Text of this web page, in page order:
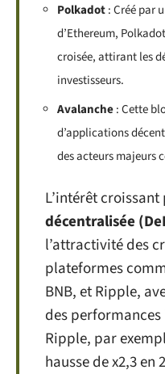
Polkadot: Créé par
d’Ethereum,
croisée, attirant les
investisseurs.
Avalanche: Cette
d’applications
des acteurs majeurs
L’intérêt
décentralisée
l’attractivité des
plateformes
BNB, et Ripple,
des
Ripple, par
hausse de x2,3 en